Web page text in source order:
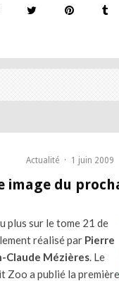
Actualité · 1 juin 2009
image du
plus sur le tome 21 de
réalisé par Pierre
Claude Mézières. Le
Zoo a publié la première